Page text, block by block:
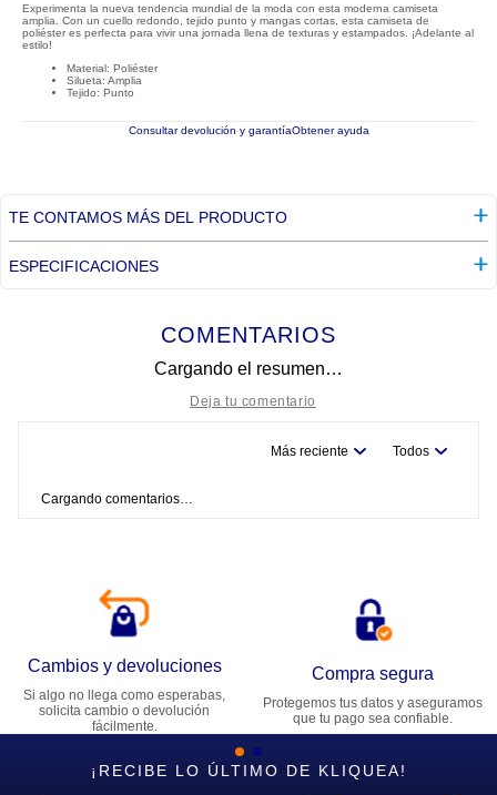
Experimenta la nueva tendencia mundial de la moda con esta moderna camiseta
amplia. Con un cuello redondo, tejido punto y mangas cortas, esta camiseta de
poliéster es perfecta para vivir una jornada llena de texturas y estampados. ¡Adelante al
estilo!
Material: Poliéster
Silueta: Amplia
Tejido: Punto
Consultar devolución y garantíaObtener ayuda
TE CONTAMOS MÁS DEL PRODUCTO
ESPECIFICACIONES
COMENTARIOS
Cargando el resumen…
Tu nombre
Dirección de email
Más reciente Todos
Cargando comentarios…
Cambios y devoluciones
Si algo no llega como esperabas,
solicita cambio o devolución
fácilmente.
Compra segura
Protegemos tus datos y aseguramos
que tu pago sea confiable.
¡RECIBE LO ÚLTIMO DE KLIQUEA!